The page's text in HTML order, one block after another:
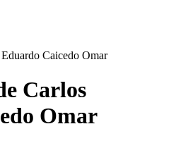
Caicedo Omar
Carlos
Omar